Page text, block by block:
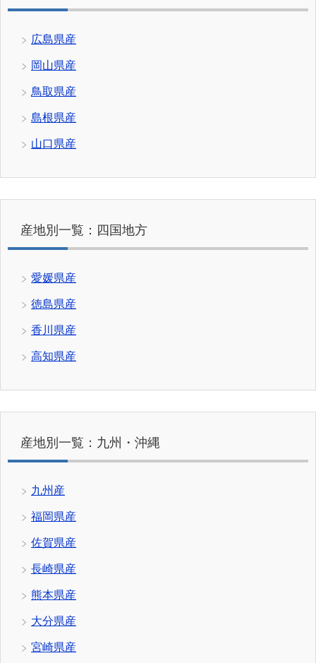
広島県産
岡山県産
鳥取県産
島根県産
山口県産
産地別一覧：四国地方
愛媛県産
徳島県産
香川県産
高知県産
産地別一覧：九州・沖縄
九州産
福岡県産
佐賀県産
長崎県産
熊本県産
大分県産
宮崎県産